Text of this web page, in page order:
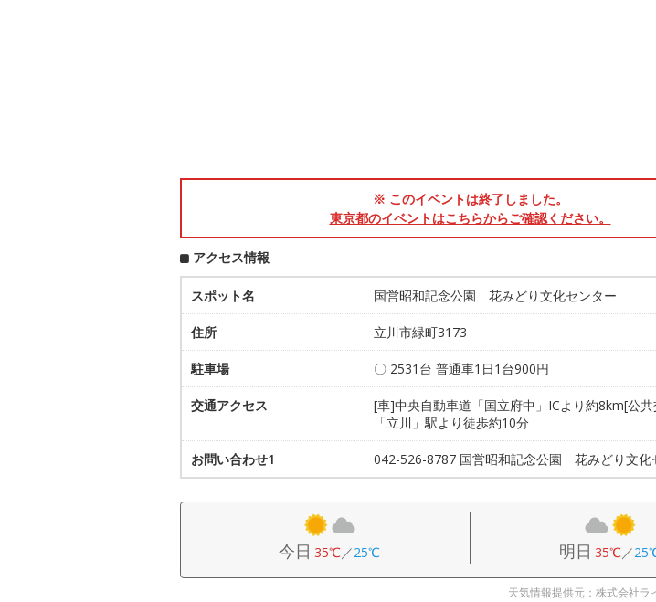
※ このイベントは終了しました。
東京都のイベントはこちらからご確認ください。
アクセス情報
スポット名 国営昭和記念公園 花みどり文化センター
住所 立川市緑町3173
駐車場 〇 2531台 普通車1日1台900円
交通アクセス
[車]中央自動車道「国立府中」ICより約8km[公共
「立川」駅より徒歩約10分
お問い合わせ1 042-526-8787 国営昭和記念公園 花みどり文化
今日 35℃／25℃ 明日 35℃／
天気情報提供元：株式会社ラ